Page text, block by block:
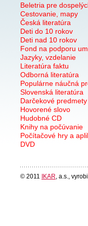
Beletria pre
Cestovanie, mapy
Česká literatúra
Deti do 10 rokov
Deti nad 10 rokov
Fond na podporu
Jazyky, vzdelanie
Literatúra faktu
Odborná literatúra
Populárne náučná
Slovenská literatúra
Darčekové
Hovorené slovo
Hudobné CD
Knihy na počúvanie
Počítačové hry a
DVD
© 2011 IKAR , a.s.,